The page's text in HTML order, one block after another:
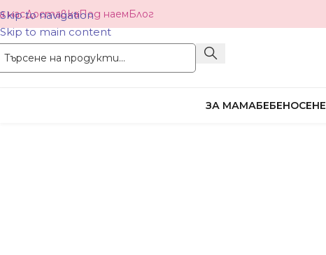
Skip to navigation
Skip to main content
насДоставкаПод наемБлог
ЗА МАМАБЕБЕНОСЕНЕ